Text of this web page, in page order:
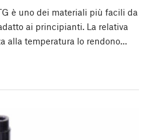
è uno dei materiali più facili da
ai principianti. La relativa
alla temperatura lo rendono…